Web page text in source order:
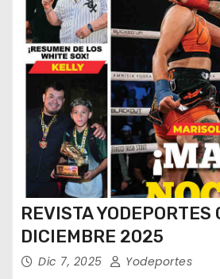
REVISTA YODEPORTES
DICIEMBRE 2025
Dic 7, 2025 Yodeportes